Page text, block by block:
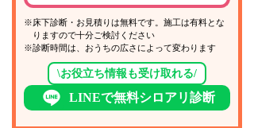
※床下診断・お見積りは無料です。施工は有料とな
りますので十分ご検討ください
※診断時間は、おうちの広さによって変わります
\お役立ち情報も受け取れる/
LINEで無料シロアリ診断